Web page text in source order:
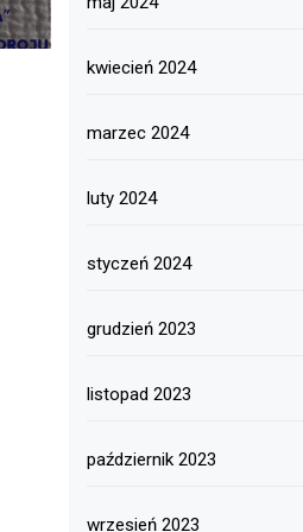
kwiecień 2024
marzec 2024
luty 2024
styczeń 2024
grudzień 2023
listopad 2023
październik 2023
wrzesień 2023